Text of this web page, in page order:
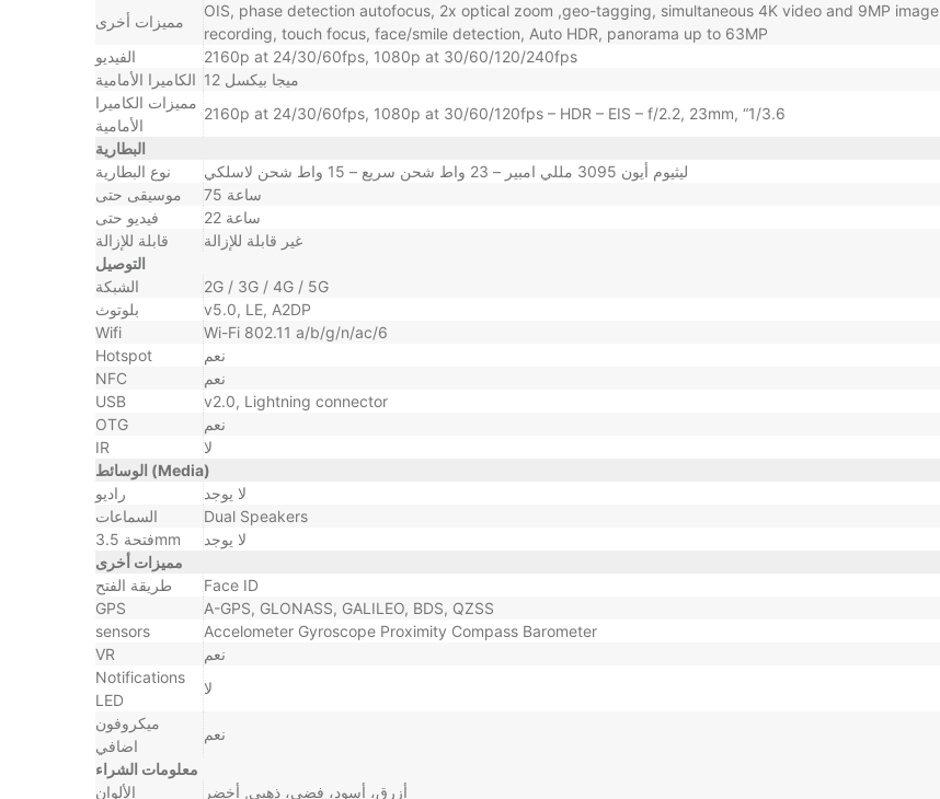
مميزات أخرى
OIS, phase detection autofocus, 2x optical zoom ,geo-tagging, simultaneous 4K video and 9MP image
recording, touch focus, face/smile detection, Auto HDR, panorama up to 63MP
الفيديو
2160p at 24/30/60fps, 1080p at 30/60/120/240fps
الكاميرا الأمامية
12 ميجا بيكسل
مميزات الكاميرا
الأمامية
2160p at 24/30/60fps, 1080p at 30/60/120fps – HDR – EIS – f/2.2, 23mm, “1/3.6
البطارية
نوع البطارية
ليثيوم أيون 3095 مللي امبير – 23 واط شحن سريع – 15 واط شحن لاسلكي
موسيقى حتى
75 ساعة
فيديو حتى
22 ساعة
قابلة للإزالة
غير قابلة للإزالة
التوصيل
الشبكة
2G / 3G / 4G / 5G
بلوتوث
v5.0, LE, A2DP
Wifi
Wi-Fi 802.11 a/b/g/n/ac/6
Hotspot
نعم
NFC
نعم
USB
v2.0, Lightning connector
OTG
نعم
IR
لا
الوسائط (Media)
راديو
لا يوجد
السماعات
Dual Speakers
فتحة 3.5mm
لا يوجد
مميزات أخرى
طريقة الفتح
Face ID
GPS
A-GPS, GLONASS, GALILEO, BDS, QZSS
sensors
Accelometer Gyroscope Proximity Compass Barometer
VR
نعم
Notifications
LED
لا
ميكروفون
اضافي
نعم
معلومات الشراء
الألوان
أزرق، أسود، فضي، ذهبي, أخضر